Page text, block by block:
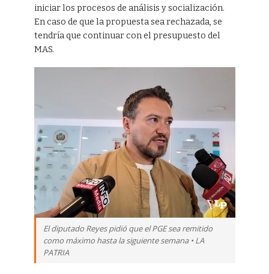
iniciar los procesos de análisis y socialización.
En caso de que la propuesta sea rechazada, se
tendría que continuar con el presupuesto del
MAS.
El diputado Reyes pidió que el PGE sea remitido
como máximo hasta la siguiente semana • LA
PATRIA